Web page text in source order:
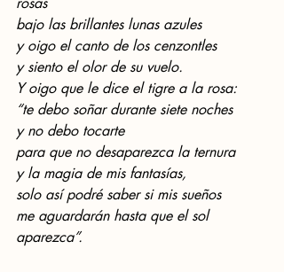
bajo las brillantes lunas azules
y oigo el canto de los cenzontles
y siento el olor de su vuelo.
Y oigo que le dice el tigre a la rosa:
“te debo soñar durante siete noches
y no debo tocarte
para que no desaparezca la ternura
y la magia de mis fantasías,
solo así podré saber si mis sueños
me aguardarán hasta que el sol
aparezca”.